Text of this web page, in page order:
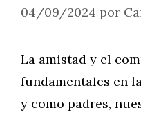
04/09/2024 por
La amistad y el
fundamentales en
y como padres,